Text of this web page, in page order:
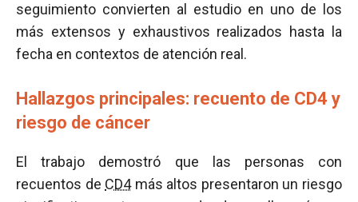
seguimiento convierten al estudio en uno de los
más extensos y exhaustivos realizados hasta la
fecha en contextos de atención real.
Hallazgos principales: recuento de CD4 y
riesgo de cáncer
El trabajo demostró que las personas con
recuentos de CD4más altos presentaron un riesgo